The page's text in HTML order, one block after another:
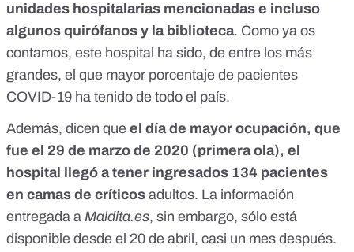
unidades hospitalarias mencionadas e incluso
algunos quirófanos y la biblioteca. Como ya os
contamos, este hospital ha sido, de entre los más
grandes, el que mayor porcentaje de pacientes
COVID-19 ha tenido de todo el país.
Además, dicen que el día de mayor ocupación, que
fue el 29 de marzo de 2020 (primera ola), el
hospital llegó a tener ingresados 134 pacientes
en camas de críticos adultos. La información
entregada a Maldita.es, sin embargo, sólo está
disponible desde el 20 de abril, casi un mes después.